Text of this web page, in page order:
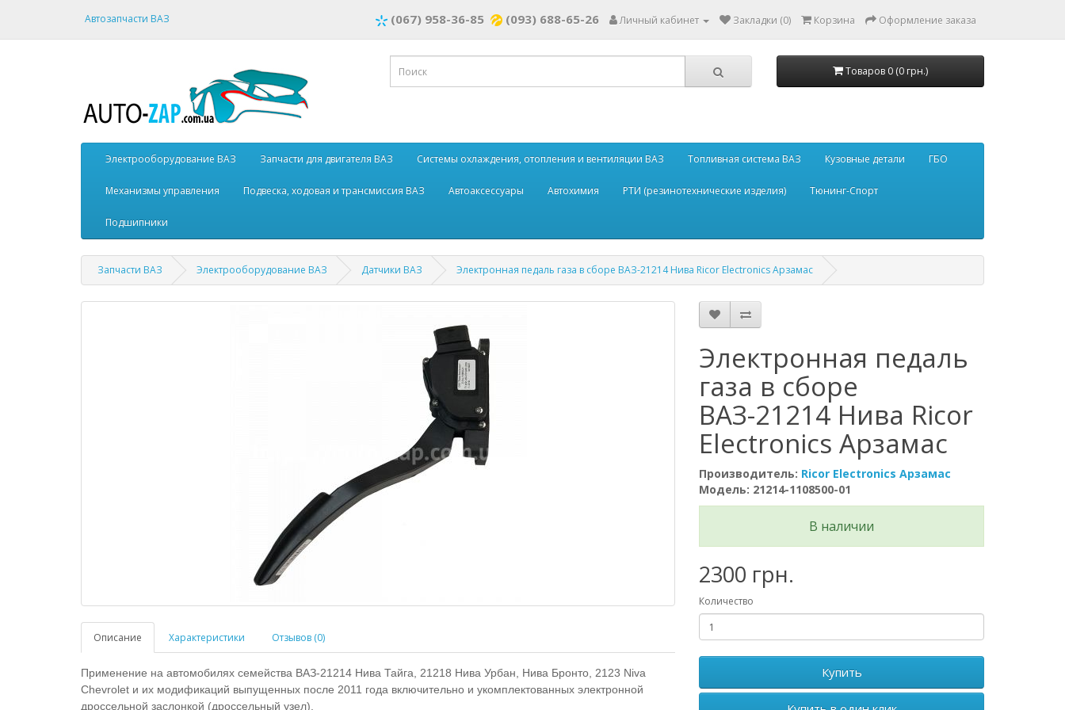
Автозапчасти ВАЗ (067) 958-36-85 (093) 688-65-26 Личный кабинет Закладки (0) Корзина Оформление заказа
Товаров 0 (0 грн.)
Электрооборудование ВАЗ Запчасти для двигателя ВАЗ Системы охлаждения, отопления и вентиляции ВАЗ Топливная система ВАЗ Кузовные детали ГБО
Механизмы управления Подвеска, ходовая и трансмиссия ВАЗ Автоаксессуары Автохимия РТИ (резинотехнические изделия) Тюнинг-Спорт
Подшипники
Запчасти ВАЗ Электрооборудование ВАЗ Датчики ВАЗ Электронная педаль газа в сборе ВАЗ-21214 Нива Ricor Electronics Арзамас
Описание Характеристики Отзывов (0)
Применение на автомобилях семейства ВАЗ-21214 Нива Тайга, 21218 Нива Урбан, Нива Бронто, 2123 Niva
Chevrolet и их модификаций выпущенных после 2011 года включительно и укомплектованных электронной
дроссельной заслонкой (дроссельный узел).
Электронная педаль
газа в сборе
ВАЗ-21214 Нива Ricor
Electronics Арзамас
Производитель: Ricor Electronics Арзамас
Модель: 21214-1108500-01
В наличии
2300 грн.
Количество
Купить